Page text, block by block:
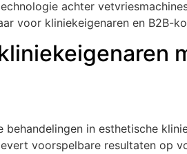
achter
voor kliniekeigenaren en B2B-
in esthetische
voorspelbare resultaten op